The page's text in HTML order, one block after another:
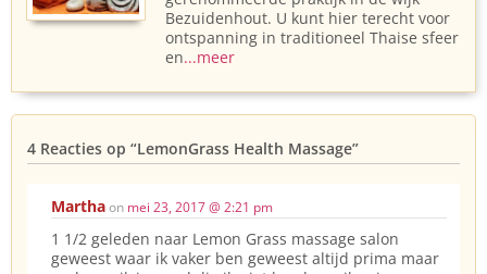
Bezuidenhout. U kunt hier terecht voor
ontspanning in traditioneel Thaise sfeer
en...meer
4 Reacties op “LemonGrass Health Massage”
Marthaon mei 23, 2017 @ 2:21 pm
1 1/2 geleden naar Lemon Grass massage salon
geweest waar ik vaker ben geweest altijd prima maar